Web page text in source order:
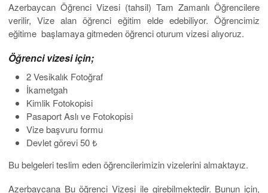
Azerbaycan Öğrenci Vizesi (tahsil) Tam Zamanlı Öğrencilere
verilir, Vize alan öğrenci eğitim elde edebiliyor. Öğrencimiz
eğitime başlamaya gitmeden öğrenci oturum vizesi alıyoruz.
Öğrenci vizesi için;
2 Vesikalık Fotoğraf
İkametgah
Kimlik Fotokopisi
Pasaport Aslı ve Fotokopisi
Vize başvuru formu
Devlet görevi 50 ₺
Bu belgeleri teslim eden öğrencilerimizin vizelerini almaktayız.
Azerbaycana Bu öğrenci Vizesi ile girebilmektedir. Bunun için,